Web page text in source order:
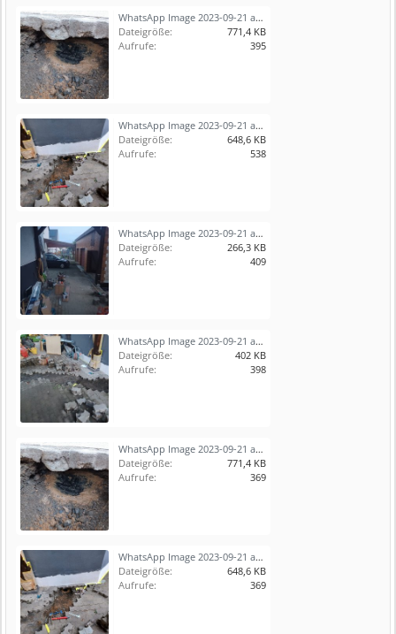
WhatsApp Image 2023-09-21 at 17.15.18 (1).jpeg
Dateigröße:
771,4 KB
Aufrufe:
395
WhatsApp Image 2023-09-21 at 17.15.18.jpeg
Dateigröße:
648,6 KB
Aufrufe:
538
WhatsApp Image 2023-09-21 at 17.15.17.jpeg
Dateigröße:
266,3 KB
Aufrufe:
409
WhatsApp Image 2023-09-21 at 17.15.19.jpeg
Dateigröße:
402 KB
Aufrufe:
398
WhatsApp Image 2023-09-21 at 17.15.18 (1).jpeg
Dateigröße:
771,4 KB
Aufrufe:
369
WhatsApp Image 2023-09-21 at 17.15.18.jpeg
Dateigröße:
648,6 KB
Aufrufe:
369